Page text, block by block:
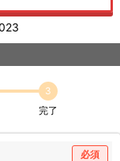
3
完了
必須